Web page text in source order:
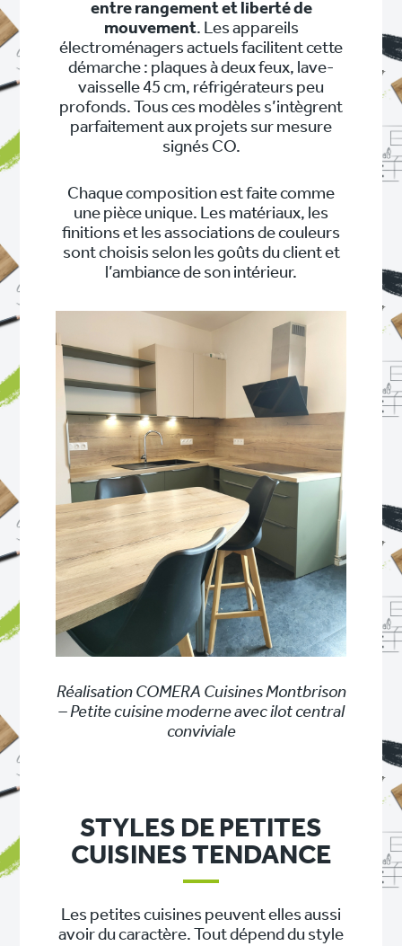
entre rangement et liberté de
mouvement. Les appareils
électroménagers actuels facilitent cette
démarche : plaques à deux feux, lave-
vaisselle 45 cm, réfrigérateurs peu
profonds. Tous ces modèles s’intègrent
parfaitement aux projets sur mesure
signés CO.
Chaque composition est faite comme
une pièce unique. Les matériaux, les
finitions et les associations de couleurs
sont choisis selon les goûts du client et
l’ambiance de son intérieur.
Réalisation COMERA Cuisines Montbrison
– Petite cuisine moderne avec ilot central
conviviale
STYLES DE PETITES
CUISINES TENDANCE
Les petites cuisines peuvent elles aussi
avoir du caractère. Tout dépend du style